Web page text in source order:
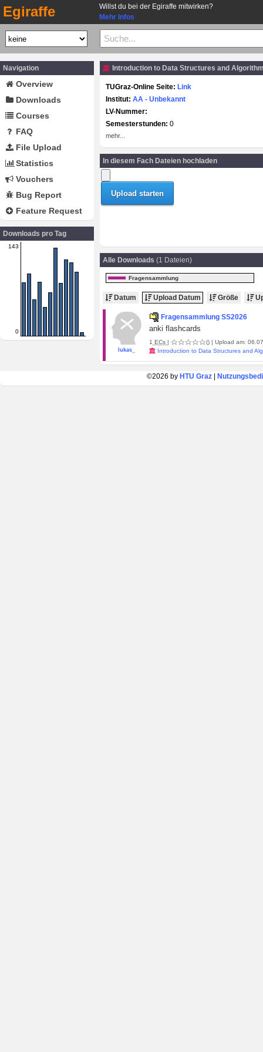
Egiraffe
Willst du bei der Egiraffe mitwirken?
Mehr Infos
Navigation
Overview
Downloads
Courses
FAQ
File Upload
Statistics
Vouchers
Bug Report
Feature Request
Downloads pro Tag
143
0
Introduction to Data Structures and
TUGraz-Online Seite: Link
Institut: AA - Unbekannt
LV-Nummer:
Semesterstunden: 0
mehr...
In diesem Fach Dateien hochladen
Alle Downloads (1 Dateien)
Fragensammlung
Datum Upload Datum Größe
lukas_
Fragensammlung SS2026
anki flashcards
1 ECs | () | Upload am:
Introduction to Data Structures and
©2026 by HTU Graz|